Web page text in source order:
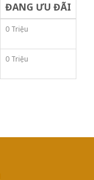
ĐANG ƯU ĐÃI
0 Triệu
0 Triệu